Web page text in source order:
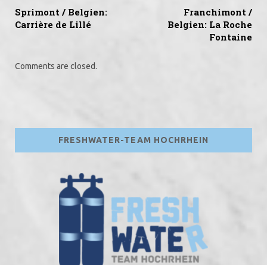
Sprimont / Belgien:
Carrière de Lillé
Franchimont /
Belgien: La Roche
Fontaine
Comments are closed.
FRESHWATER-TEAM HOCHRHEIN